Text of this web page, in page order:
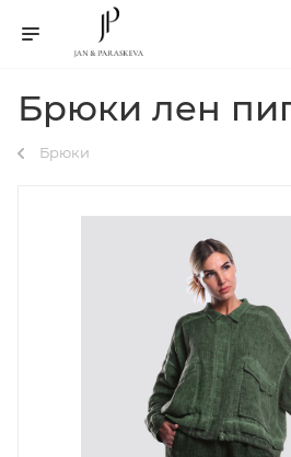
Брюки лен
Брюки